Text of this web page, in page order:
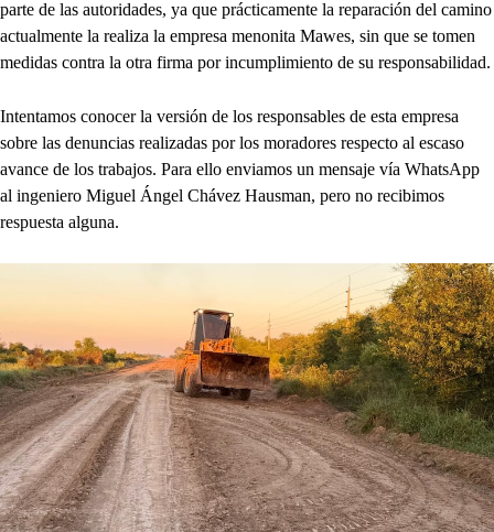
parte de las autoridades, ya que prácticamente la reparación del camino
actualmente la realiza la empresa menonita Mawes, sin que se tomen
medidas contra la otra firma por incumplimiento de su responsabilidad.
Intentamos conocer la versión de los responsables de esta empresa
sobre las denuncias realizadas por los moradores respecto al escaso
avance de los trabajos. Para ello enviamos un mensaje vía WhatsApp
al ingeniero Miguel Ángel Chávez Hausman, pero no recibimos
respuesta alguna.